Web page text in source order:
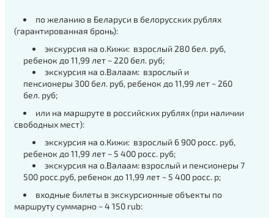
по желанию в Беларуси в белорусских рублях
(гарантированная бронь):
экскурсия на о.Кижи: взрослый 280 бел. руб,
ребенок до 11,99 лет ~ 220 бел. руб;
экскурсия на о.Валаам: взрослый и
пенсионеры 300 бел. руб, ребенок до 11,99 лет ~ 260
бел. руб;
или на маршруте в российских рублях (при наличии
свободных мест):
экскурсия на о.Кижи: взрослый 6 900 росс. руб,
ребенок до 11,99 лет ~ 5 400 росс. руб;
экскурсия на о.Валаам: взрослый и пенсионеры 7
500 росс.руб, ребенок до 11,99 лет ~ 5 400 росс. р;
входные билеты в экскурсионные объекты по
маршруту суммарно ~ 4 150 rub: